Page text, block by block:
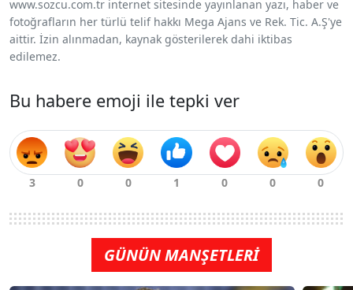
www.sozcu.com.tr internet sitesinde yayınlanan yazı, haber ve
fotoğrafların her türlü telif hakkı Mega Ajans ve Rek. Tic. A.Ş'ye
aittir. İzin alınmadan, kaynak gösterilerek dahi iktibas
edilemez.
Bu habere emoji ile tepki ver
GÜNÜN MANŞETLERİ